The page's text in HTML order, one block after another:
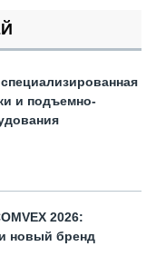
и подъемно-
2026:
новый бренд